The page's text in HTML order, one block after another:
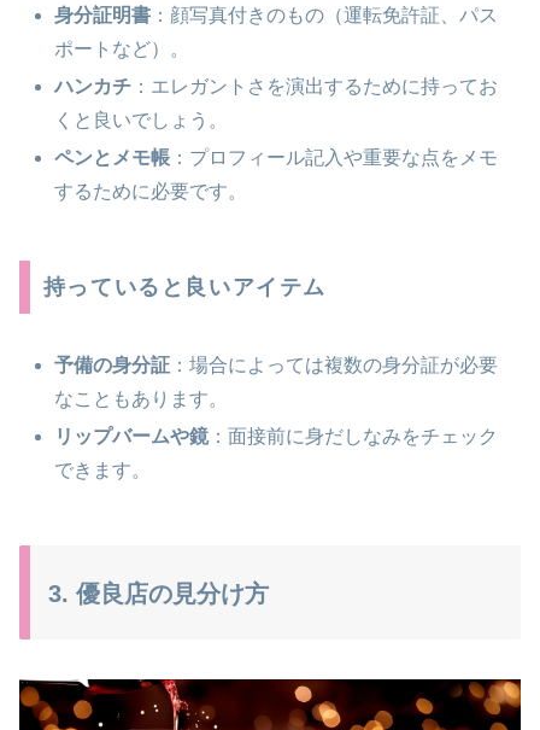
身分証明書 ：顔写真付きのもの（運転免許証、パス
ポートなど）。
ハンカチ ：エレガントさを演出するために持ってお
くと良いでしょう。
ペンとメモ帳 ：プロフィール記入や重要な点をメモ
するために必要です。
持っていると良いアイテム
予備の身分証 ：場合によっては複数の身分証が必要
なこともあります。
リップバームや鏡：面接前に身だしなみをチェック
できます。
3. 優良店の見分け方